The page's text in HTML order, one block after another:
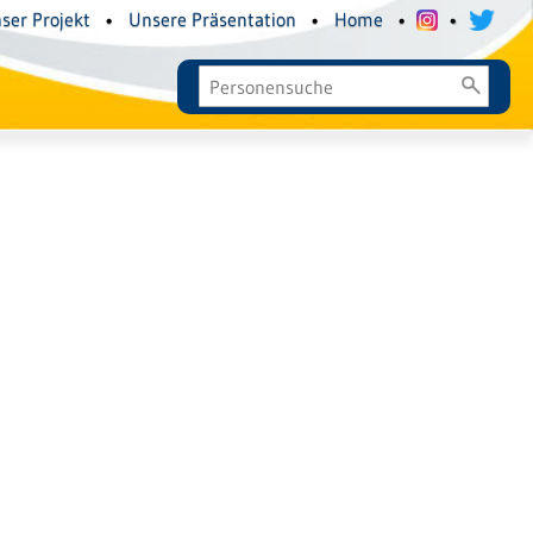
Projekt • Unsere Präsentation • Home • •